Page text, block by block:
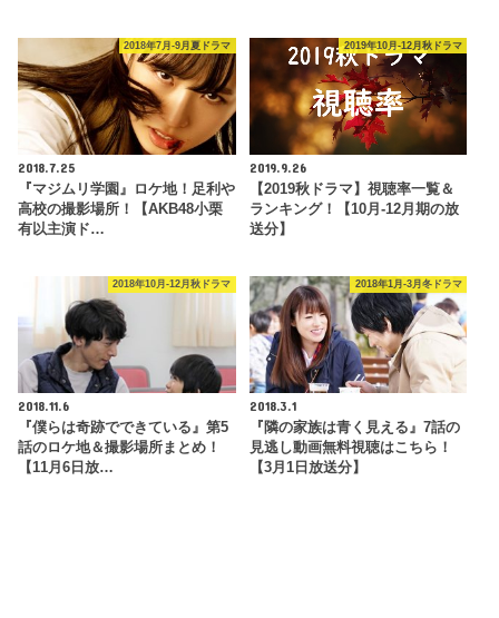
2018年7月-9月夏ドラマ
2018.7.25
『マジムリ学園』ロケ地！足利や
高校の撮影場所！【AKB48小栗
有以主演ド…
2019年10月-12月秋ドラマ
2019.9.26
【2019秋ドラマ】視聴率一覧＆
ランキング！【10月-12月期の放
送分】
2018年10月-12月秋ドラマ
2018.11.6
『僕らは奇跡でできている』第5
話のロケ地＆撮影場所まとめ！
【11月6日放…
2018年1月-3月冬ドラマ
2018.3.1
『隣の家族は青く見える』7話の
見逃し動画無料視聴はこちら！
【3月1日放送分】